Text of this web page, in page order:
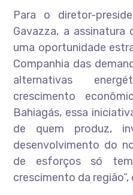
Para o diretor-
Gavazza, a
uma oportunidade
Companhia das
alternativas
crescimento
Bahiagás, essa
de quem produz,
desenvolvimento do
de esforços só
crescimento da